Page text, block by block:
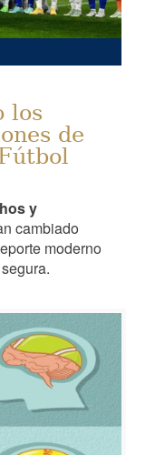
los
de
y
cambiado
moderno